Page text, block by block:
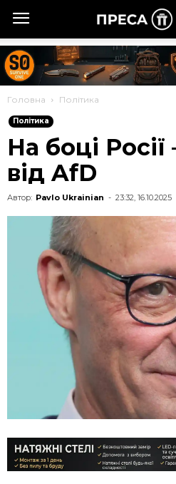
Головна Політика
Політика
На боці
від AfD
Автор: Pavlo Ukrainian - 23:32, 16.10.2025